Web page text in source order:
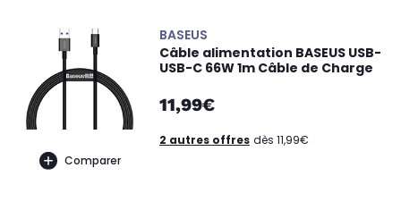
Comparer
BASEUS
Câble alimentation BASEUS USB-
USB-C 66W 1m Câble de Charge
11,99€
2 autres offres dès 11,99€